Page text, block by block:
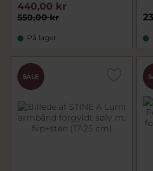
550,00 kr
440,00 kr
På lager
SALE